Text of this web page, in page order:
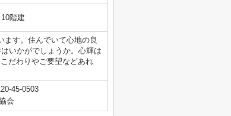
10階建
ます。住んでいて心地の良
いかがでしょうか。心輝は
だわりやご要望などあれ
45-0503
会